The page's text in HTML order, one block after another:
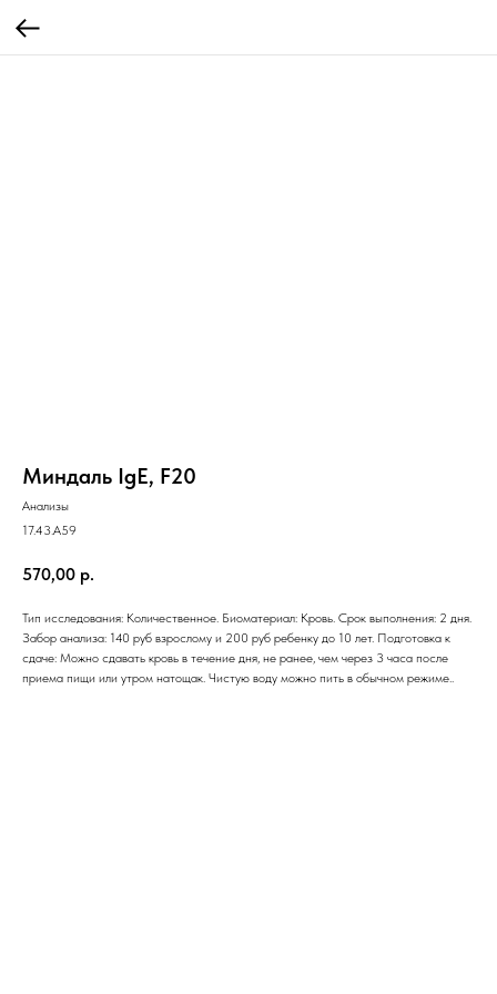
Миндаль IgE, F20
Анализы
17.43.A59
570,00 р.
Тип исследования: Количественное. Биоматериал: Кровь. Срок выполнения: 2 дня.
Забор анализа: 140 руб взрослому и 200 руб ребенку до 10 лет. Подготовка к
сдаче: Можно сдавать кровь в течение дня, не ранее, чем через 3 часа после
приема пищи или утром натощак. Чистую воду можно пить в обычном режиме..